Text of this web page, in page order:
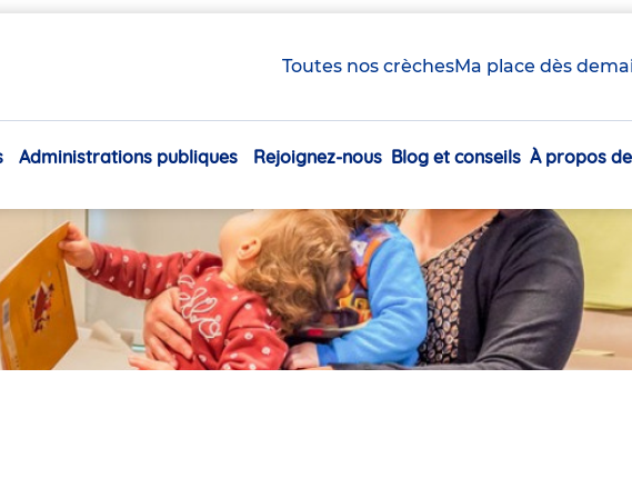
Toutes nos crèchesMa place dès
Navigation
Administrations publiques Rejoignez-nous Blog et conseils À propos